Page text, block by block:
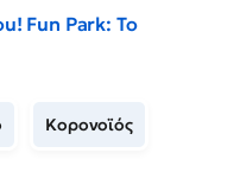
Fun Park: Το
Κορονοϊός